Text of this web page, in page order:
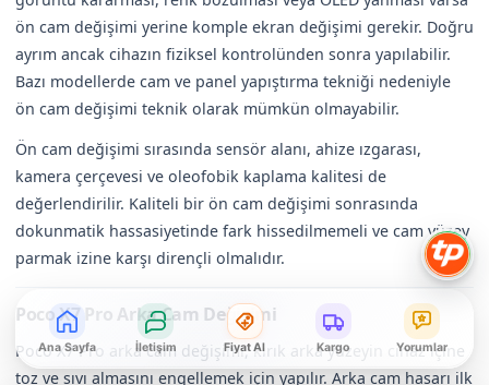
ön cam değişimi yerine komple ekran değişimi gerekir. Doğru
ayrım ancak cihazın fiziksel kontrolünden sonra yapılabilir.
Bazı modellerde cam ve panel yapıştırma tekniği nedeniyle
ön cam değişimi teknik olarak mümkün olmayabilir.
Ön cam değişimi sırasında sensör alanı, ahize ızgarası,
kamera çerçevesi ve oleofobik kaplama kalitesi de
değerlendirilir. Kaliteli bir ön cam değişimi sonrasında
dokunmatik hassasiyetinde fark hissedilmemeli ve cam yüzey
parmak izine karşı dirençli olmalıdır.
Poco X7 Pro Arka Cam Değişimi
Poco X7 Pro arka cam değişimi, kırık arka yüzeyin cihaz içine
toz ve sıvı almasını engellemek için yapılır. Arka cam hasarı ilk
Ana Sayfa İletişim Fiyat Al Kargo Yorumlar